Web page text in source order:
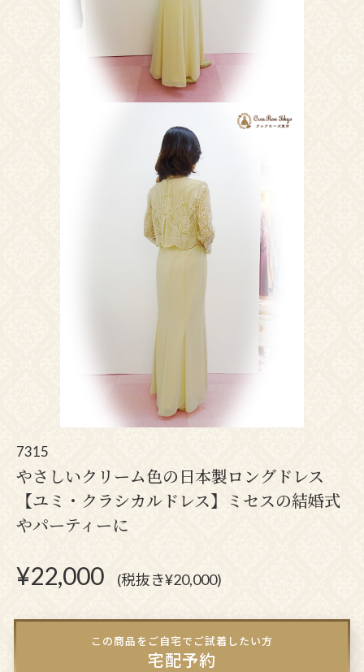
7315
やさしいクリーム色の日本製ロングドレス
【ユミ・クラシカルドレス】ミセスの結婚式
やパーティーに
¥22,000 (税抜き¥20,000)
この商品をご自宅でご試着したい方
宅配予約